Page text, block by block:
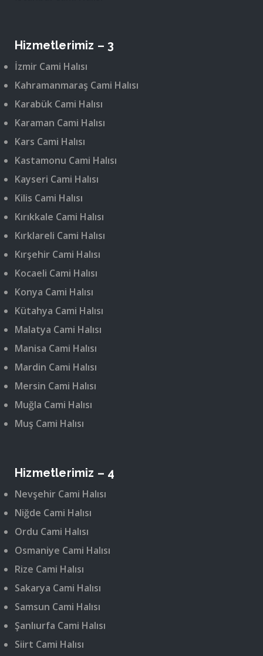
Hizmetlerimiz – 3
İzmir Cami Halısı
Kahramanmaraş Cami Halısı
Karabük Cami Halısı
Karaman Cami Halısı
Kars Cami Halısı
Kastamonu Cami Halısı
Kayseri Cami Halısı
Kilis Cami Halısı
Kırıkkale Cami Halısı
Kırklareli Cami Halısı
Kırşehir Cami Halısı
Kocaeli Cami Halısı
Konya Cami Halısı
Kütahya Cami Halısı
Malatya Cami Halısı
Manisa Cami Halısı
Mardin Cami Halısı
Mersin Cami Halısı
Muğla Cami Halısı
Muş Cami Halısı
Hizmetlerimiz – 4
Nevşehir Cami Halısı
Niğde Cami Halısı
Ordu Cami Halısı
Osmaniye Cami Halısı
Rize Cami Halısı
Sakarya Cami Halısı
Samsun Cami Halısı
Şanlıurfa Cami Halısı
Siirt Cami Halısı